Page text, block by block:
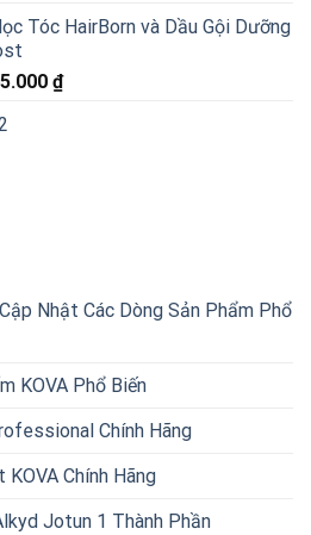
Tóc HairBorn và Dầu Gội Dưỡng
₫Giá
Nhật Các Dòng Sản Phẩm Phổ
KOVA Phổ Biến
Chính Hãng
Chính Hãng
Jotun 1 Thành Phần